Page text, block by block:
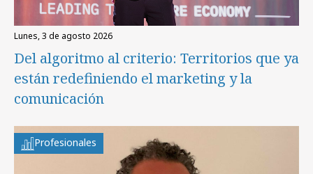
lunes, 3 de agosto 2026
Del algoritmo al criterio: Territorios que ya
están redefiniendo el marketing y la
comunicación
Profesionales